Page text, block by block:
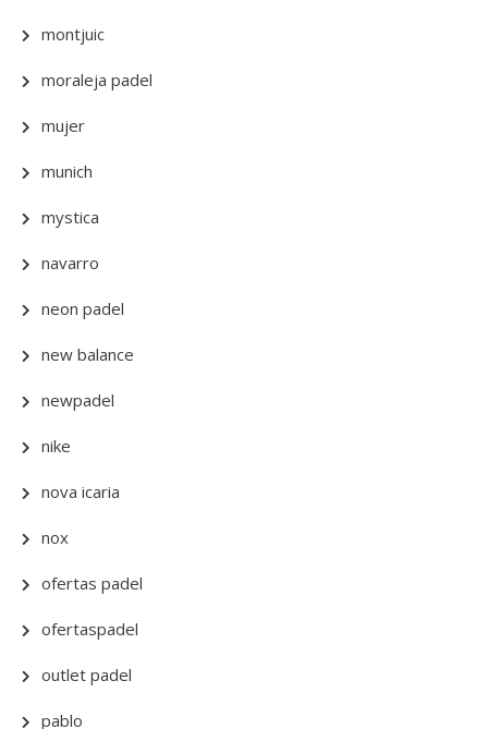
montjuic
moraleja padel
mujer
munich
mystica
navarro
neon padel
new balance
newpadel
nike
nova icaria
nox
ofertas padel
ofertaspadel
outlet padel
pablo